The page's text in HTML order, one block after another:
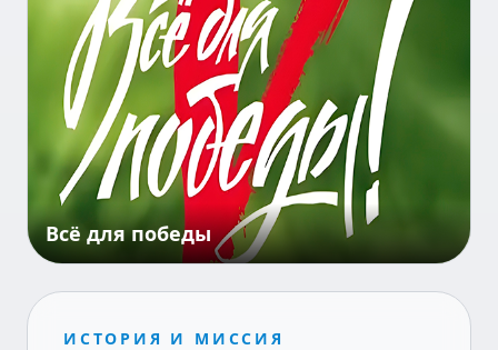
Всё для победы
ИСТОРИЯ И МИССИЯ